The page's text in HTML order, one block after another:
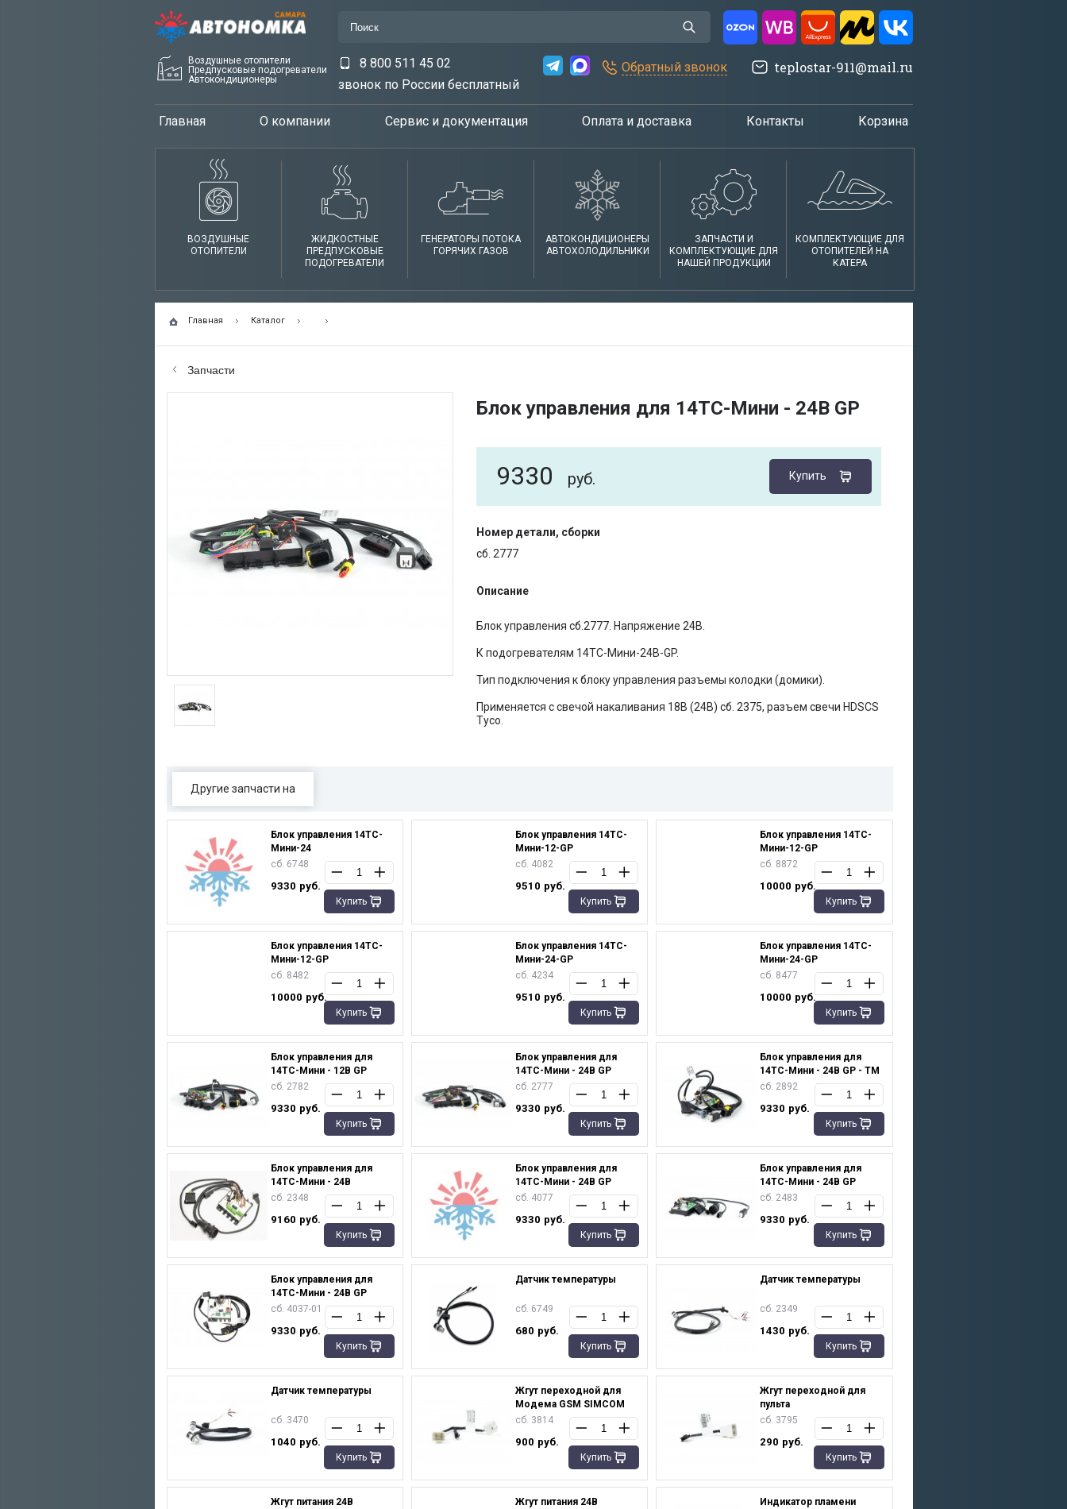
Воздушные отопители
Предпусковые подогреватели
Автокондиционеры
8 800 511 45 02
звонок по России бесплатный
Обратный звонок teplostar-911@mail.ru
Главная О компании Сервис и документация Оплата и доставка Контакты Корзина
ВОЗДУШНЫЕ
ОТОПИТЕЛИ
ЖИДКОСТНЫЕ
ПРЕДПУСКОВЫЕ
ПОДОГРЕВАТЕЛИ
ГЕНЕРАТОРЫ ПОТОКА
ГОРЯЧИХ ГАЗОВ
АВТОКОНДИЦИОНЕРЫ
АВТОХОЛОДИЛЬНИКИ
ЗАПЧАСТИ И
КОМПЛЕКТУЮЩИЕ ДЛЯ
НАШЕЙ ПРОДУКЦИИ
КОМПЛЕКТУЮЩИЕ ДЛЯ
ОТОПИТЕЛЕЙ НА
КАТЕРА
Главная Каталог
Запчасти
Блок управления для 14TC-Мини - 24В GP
9330 руб. Купить
Номер детали, сборки
сб. 2777
Описание
Блок управления сб.2777. Напряжение 24В.
К подогревателям 14TC-Мини-24В-GP.
Тип подключения к блоку управления разъемы колодки (домики).
Применяется с свечой накаливания 18В (24В) сб. 2375, разъем свечи HDSCS
Tyco.
Другие запчасти на
Блок управления 14TC-
Мини-24
сб. 6748
9330 руб.
Купить
Блок управления 14ТС-
Мини-12-GP
сб. 4082
9510 руб.
Купить
Блок управления 14ТС-
Мини-12-GP
сб. 8872
10000 руб.
Купить
Блок управления 14ТС-
Мини-12-GP
сб. 8482
10000 руб.
Купить
Блок управления 14ТС-
Мини-24-GP
сб. 4234
9510 руб.
Купить
Блок управления 14ТС-
Мини-24-GP
сб. 8477
10000 руб.
Купить
Блок управления для
14TC-Мини - 12В GP
сб. 2782
9330 руб.
Купить
Блок управления для
14TC-Мини - 24В GP
сб. 2777
9330 руб.
Купить
Блок управления для
14TC-Мини - 24В GP - TM
сб. 2892
9330 руб.
Купить
Блок управления для
14ТС-Мини - 24В
сб. 2348
9160 руб.
Купить
Блок управления для
14ТС-Мини - 24В GP
сб. 4077
9330 руб.
Купить
Блок управления для
14ТС-Мини - 24В GP
сб. 2483
9330 руб.
Купить
Блок управления для
14ТС-Мини - 24В GP
сб. 4037-01
9330 руб.
Купить
Датчик температуры
сб. 6749
680 руб.
Купить
Датчик температуры
сб. 2349
1430 руб.
Купить
Датчик температуры
сб. 3470
1040 руб.
Купить
Жгут переходной для
Модема GSM SIMCOM
сб. 3814
900 руб.
Купить
Жгут переходной для
пульта
сб. 3795
290 руб.
Купить
Жгут питания 24В Жгут питания 24В
Индикатор пламени